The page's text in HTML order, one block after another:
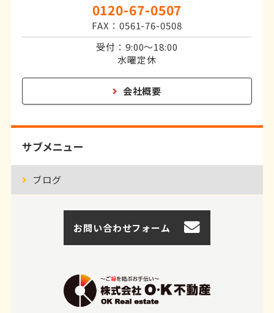
0120-67-0507
FAX：0561-76-0508
受付：9:00～18:00
水曜定休
会社概要
サブメニュー
ブログ
お問い合わせフォーム